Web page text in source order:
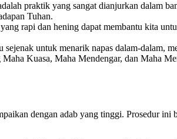
praktik yang sangat dianjurkan dalam
Tuhan.
rapi dan hening dapat membantu kita
untuk menarik napas dalam-dalam,
Kuasa, Maha Mendengar, dan Maha
dengan adab yang tinggi. Prosedur ini